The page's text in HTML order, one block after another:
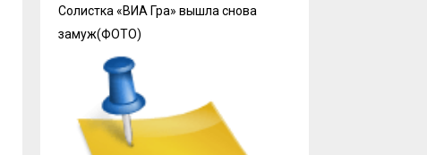
Солистка «ВИА Гра» вышла снова
замуж(ФОТО)